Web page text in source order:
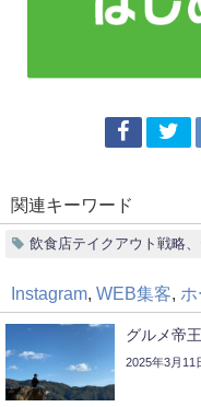
関連キーワード
飲食店テイクアウト戦略
Instagram WEB集客
グルメ帝
2025年3月11